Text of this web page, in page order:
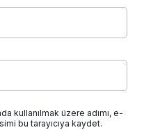
kullanılmak üzere adımı, e-
bu tarayıcıya kaydet.